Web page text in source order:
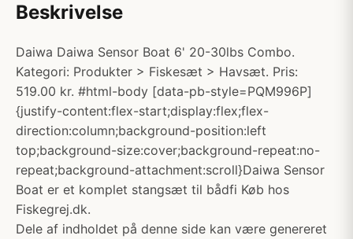
Beskrivelse
Daiwa Daiwa Sensor Boat 6' 20-30lbs Combo.
Kategori: Produkter > Fiskesæt > Havsæt. Pris:
519.00 kr. #html-body [data-pb-style=PQM996P]
{justify-content:flex-start;display:flex;flex-
direction:column;background-position:left
top;background-size:cover;background-repeat:no-
repeat;background-attachment:scroll}Daiwa Sensor
Boat er et komplet stangsæt til bådfi Køb hos
Fiskegrej.dk.
Dele af indholdet på denne side kan være genereret